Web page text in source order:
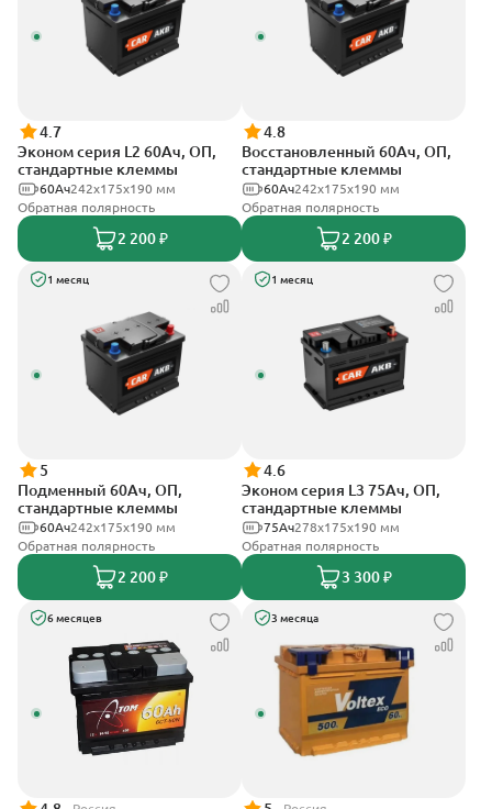
4.7
Эконом серия L2 60Ач, ОП,
стандартные клеммы
242х175х190 мм
60Ач
Обратная полярность
2 200 ₽
4.8
Восстановленный 60Ач, ОП,
стандартные клеммы
242х175х190 мм
60Ач
Обратная полярность
2 200 ₽
1 месяц
5
Подменный 60Ач, ОП,
стандартные клеммы
242х175х190 мм
60Ач
Обратная полярность
2 200 ₽
1 месяц
4.6
Эконом серия L3 75Ач, ОП,
стандартные клеммы
278х175х190 мм
75Ач
Обратная полярность
3 300 ₽
6 месяцев 3 месяца